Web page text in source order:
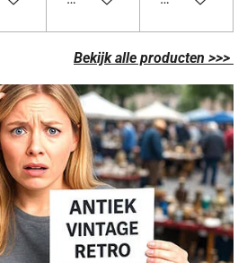
Bekijkalle producten >>>